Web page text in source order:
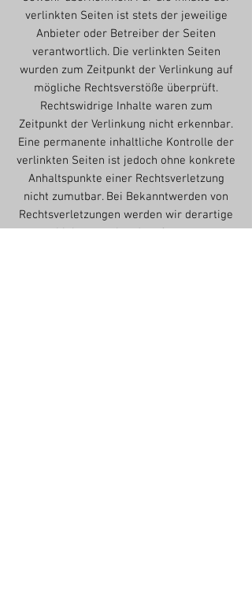
verlinkten Seiten ist stets der jeweilige
Anbieter oder Betreiber der Seiten
verantwortlich. Die verlinkten Seiten
wurden zum Zeitpunkt der Verlinkung auf
mögliche Rechtsverstöße überprüft.
Rechtswidrige Inhalte waren zum
Zeitpunkt der Verlinkung nicht erkennbar.
Eine permanente inhaltliche Kontrolle der
verlinkten Seiten ist jedoch ohne konkrete
Anhaltspunkte einer Rechtsverletzung
nicht zumutbar. Bei Bekanntwerden von
Rechtsverletzungen werden wir derartige
Links umgehend entfernen.